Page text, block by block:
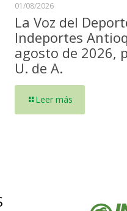
01/08/2026
La Voz del
Indeportes
agosto de 2026,
U. de A.
Leer más